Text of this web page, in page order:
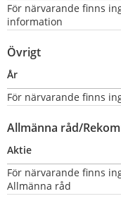
För närvarande finns
information
Övrigt
År
För närvarande finns
Allmänna råd/
Aktie
För närvarande finns
Allmänna råd